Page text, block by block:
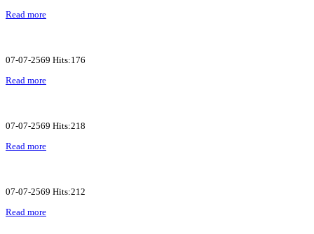
Read more
07-07-2569 Hits:176
Read more
07-07-2569 Hits:218
Read more
07-07-2569 Hits:212
Read more